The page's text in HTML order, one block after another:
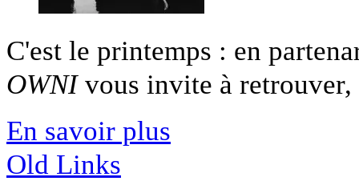
C'est le printemps : en
OWNIvous invite à
En savoir plus
Old Links